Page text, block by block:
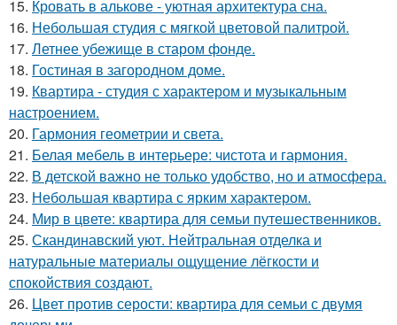
15. Кровать в алькове - уютная архитектура сна.
16. Небольшая студия с мягкой цветовой палитрой.
17. Летнее убежище в старом фонде.
18. Гостиная в загородном доме.
19. Квартира - студия с характером и музыкальным
настроением.
20. Гармония геометрии и света.
21. Белая мебель в интерьере: чистота и гармония.
22. В детской важно не только удобство, но и атмосфера.
23. Небольшая квартира с ярким характером.
24. Мир в цвете: квартира для семьи путешественников.
25. Скандинавский уют. Нейтральная отделка и
натуральные материалы ощущение лёгкости и
спокойствия создают.
26. Цвет против серости: квартира для семьи с двумя